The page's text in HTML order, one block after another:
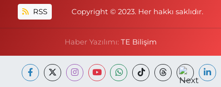
RSS Copyright © 2023. Her hakkı saklıdır.
Haber Yazılımı: TE Bilişim